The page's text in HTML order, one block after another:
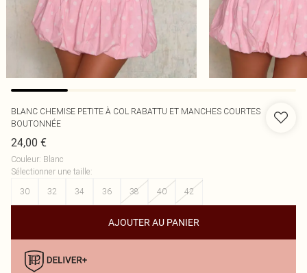
BLANC CHEMISE PETITE À COL RABATTU ET MANCHES COURTES
BOUTONNÉE
24,00 €
Couleur: Blanc
Sélectionner une taille:
30
32 34 36 38 40 42
AJOUTER AU PANIER